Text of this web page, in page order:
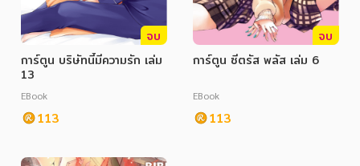
จบ
การ์ตูน บริษัทนี้มีความรัก เล่ม
13
EBook
113
จบ
การ์ตูน ซีตรัส พลัส เล่ม 6
EBook
113